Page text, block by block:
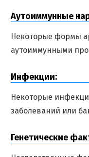
Аутоиммунные
Некоторые формы
аутоиммунными
Инфекции:
Некоторые
заболеваний или
Генетические